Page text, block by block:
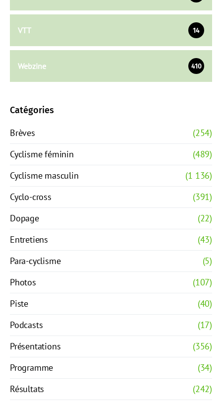
VTT 14
Webzine 410
Catégories
Brèves
(254)
Cyclisme féminin
(489)
Cyclisme masculin
(1 136)
Cyclo-cross
(391)
Dopage
(22)
Entretiens
(43)
Para-cyclisme
(5)
Photos
(107)
Piste
(40)
Podcasts
(17)
Présentations
(356)
Programme
(34)
Résultats
(242)